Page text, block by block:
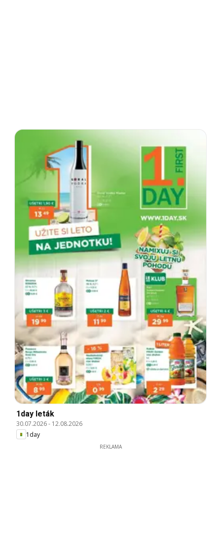
1day leták
30.07.2026- 12.08.2026
1day
REKLAMA